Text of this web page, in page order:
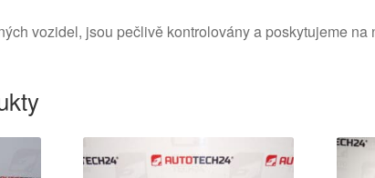
vozidel, jsou pečlivě kontrolovány a poskytujeme na